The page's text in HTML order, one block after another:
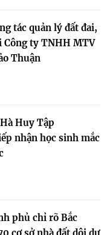
tác quản lý đất đai,
Công ty TNHH MTV
Thuận
Huy Tập
nhận học sinh mắc
phủ chỉ rõ Bắc
cơ sở nhà đất dôi dư